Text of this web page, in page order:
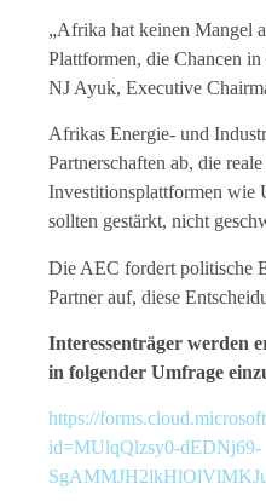
„Afrika hat keinen Mangel
Plattformen, die Chancen
NJ Ayuk, Executive
Afrikas Energie- und
Partnerschaften ab, die
Investitionsplattformen
sollten gestärkt, nicht
Die AEC fordert politische
Partner auf, diese
Interessenträger werden
in folgender Umfrage
https://
id=MUlqQlzsy0-dEDNj69-